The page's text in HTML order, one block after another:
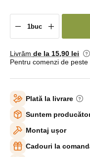
Livrăm de la 15,90 lei
Pentru comenzi de
Plată la livrare
Suntem
Montaj ușor
Cadouri la